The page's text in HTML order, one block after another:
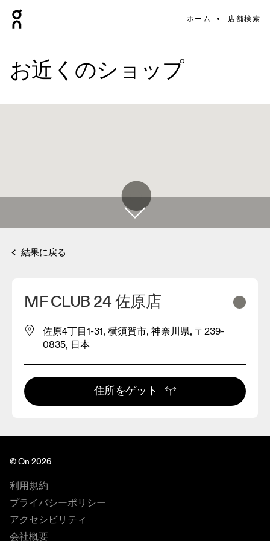
ホーム 店舗検索
お近くのショップ
結果に戻る
MF CLUB 24 佐原店
佐原4丁目1-31, 横須賀市, 神奈川県, 〒239-
0835, 日本
住所をゲット
© On 2026
利用規約
プライバシーポリシー
アクセシビリティ
会社概要